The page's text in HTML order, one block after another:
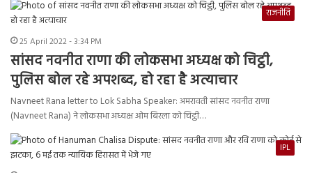
राजनीति
25 April 2022 - 3:34 PM
सांसद नवनीत राणा की लोकसभा अध्यक्ष को चिट्ठी,
पुलिस बोल रहे अपशब्द, हो रहा है अत्याचार
Navneet Rana letter to Lok Sabha Speaker: अमरावती सांसद नवनीत राणा
(Navneet Rana) ने लोकसभा अध्यक्ष ओम बिरला को चिट्ठी…
IPL